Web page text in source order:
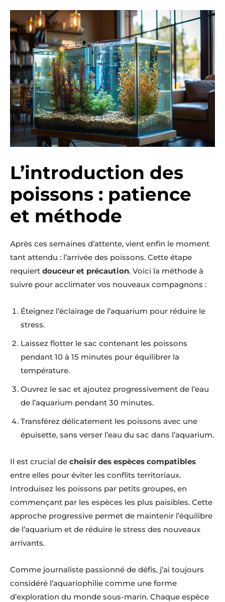
L’introduction des
poissons : patience
et méthode
Après ces semaines d’attente, vient enfin le moment
tant attendu : l’arrivée des poissons. Cette étape
requiert douceur et précaution. Voici la méthode à
suivre pour acclimater vos nouveaux compagnons :
Éteignez l’éclairage de l’aquarium pour réduire le
stress.
Laissez flotter le sac contenant les poissons
pendant 10 à 15 minutes pour équilibrer la
température.
Ouvrez le sac et ajoutez progressivement de l’eau
de l’aquarium pendant 30 minutes.
Transférez délicatement les poissons avec une
épuisette, sans verser l’eau du sac dans l’aquarium.
Il est crucial de choisir des espèces compatibles
entre elles pour éviter les conflits territoriaux.
Introduisez les poissons par petits groupes, en
commençant par les espèces les plus paisibles. Cette
approche progressive permet de maintenir l’équilibre
de l’aquarium et de réduire le stress des nouveaux
arrivants.
Comme journaliste passionné de défis, j’ai toujours
considéré l’aquariophilie comme une forme
d’exploration du monde sous-marin. Chaque espèce